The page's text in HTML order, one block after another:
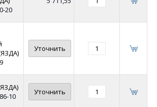
20
Уточнить
10
Уточнить